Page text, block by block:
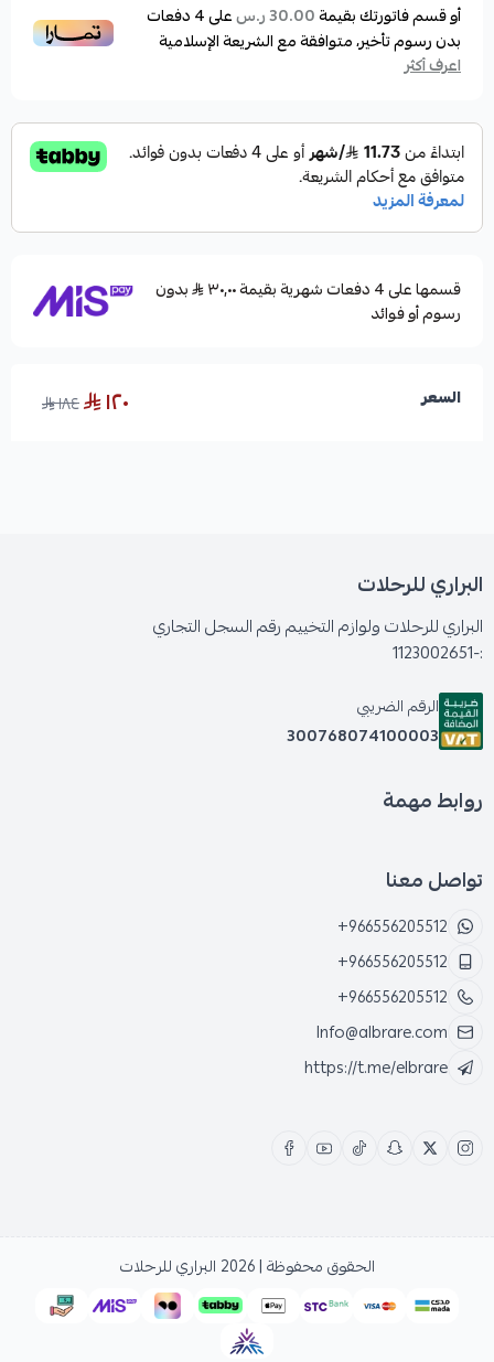
أو قسم فاتورتك بقيمة30.00 ر.س على4دفعات
بدون رسوم تأخير، متوافقة مع الشريعة الإسلامية
اعرف أكثر
قسمها على 4 دفعات شهرية بقيمة ٣٠٫٠٠
بدون
رسوم أو فوائد
السعر ١٢٠ ١٨٤
البراري للرحلات
البراري للرحلات ولوازم التخييم رقم السجل التجاري
:-1123002651
الرقم الضريبي
300768074100003
روابط مهمة
تواصل معنا
+966556205512
+966556205512
+966556205512
Info@albrare.com
https://t.me/elbrare
الحقوق محفوظة | 2026 البراري للرحلات